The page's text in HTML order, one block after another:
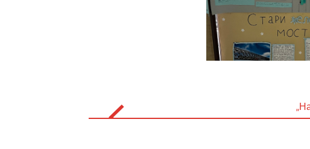
navigation